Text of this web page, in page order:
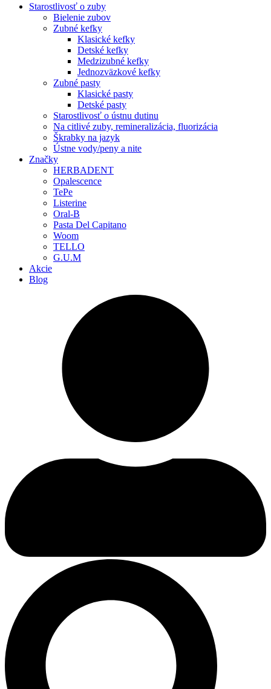
Starostlivosť o zuby
Bielenie zubov
Zubné kefky
Klasické kefky
Detské kefky
Medzizubné kefky
Jednozväzkové kefky
Zubné pasty
Klasické pasty
Detské pasty
Starostlivosť o ústnu dutinu
Na citlivé zuby, remineralizácia, fluorizácia
Škrabky na jazyk
Ústne vody/peny a nite
Značky
HERBADENT
Opalescence
TePe
Listerine
Oral-B
Pasta Del Capitano
Woom
TELLO
G.U.M
Akcie
Blog